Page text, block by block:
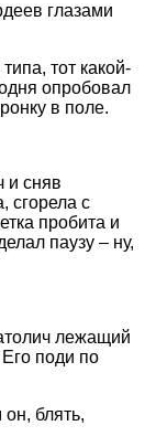
глазами
тот какой-
опробовал
в поле.
и сняв
сгорела с
пробита и
паузу – ну,
лежащий
поди по
блять,